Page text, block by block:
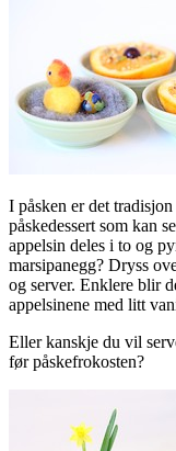
I påsken er det
påskedessert som kan
appelsin deles i to og
marsipanegg? Dryss
og server. Enklere blir
appelsinene med litt
Eller kanskje du vil
før påskefrokosten?